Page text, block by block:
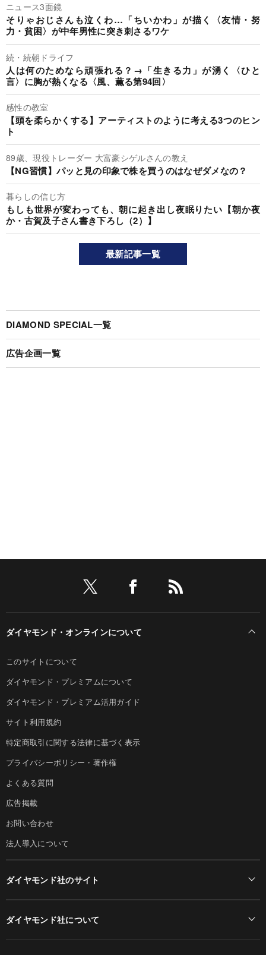
ニュース3面鏡
そりゃおじさんも泣くわ…「ちいかわ」が描く〈友情・努
力・貧困〉が中年男性に突き刺さるワケ
続・続朝ドライフ
人は何のためなら頑張れる？→「生きる力」が湧く〈ひと
言〉に胸が熱くなる〈風、薫る第94回〉
感性の教室
【頭を柔らかくする】アーティストのように考える3つのヒン
ト
89歳、現役トレーダー 大富豪シゲルさんの教え
【NG習慣】パッと見の印象で株を買うのはなぜダメなの？
暮らしの信じ方
もしも世界が変わっても、朝に起き出し夜眠りたい【朝か夜
か・古賀及子さん書き下ろし（2）】
最新記事一覧
DIAMOND SPECIAL一覧
広告企画一覧
ダイヤモンド・オンラインについて
このサイトについて
ダイヤモンド・プレミアムについて
ダイヤモンド・プレミアム活用ガイド
サイト利用規約
特定商取引に関する法律に基づく表示
プライバシーポリシー・著作権
よくある質問
広告掲載
お問い合わせ
法人導入について
ダイヤモンド社のサイト
ダイヤモンド社について